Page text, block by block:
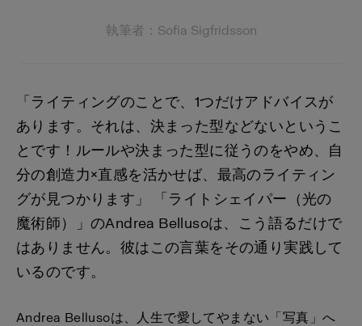
執筆者：Sofia Sigfridsson
「ライティングのことで、1つだけアドバイスが
あります。それは、決まった型などないというこ
とです！ルールや決まった型に従うのをやめ、自
分の創造力×直感を活かせば、最高のライティン
グが見つかります」 「ライトシェイパー（光の
魔術師）」のAndrea Bellusoは、こう語るだけで
はありません。彼はこの言葉をその通り実践して
いるのです。
Andrea Bellusoは、人生で愛してやまない「写真」へ